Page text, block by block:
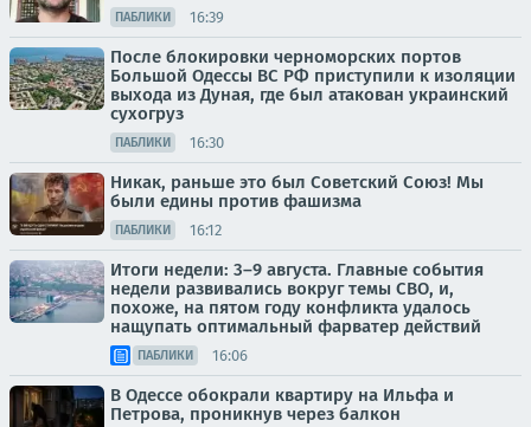
ПАБЛИКИ 16:39
После блокировки черноморских портов
Большой Одессы ВС РФ приступили к изоляции
выхода из Дуная, где был атакован украинский
сухогруз
ПАБЛИКИ 16:30
Никак, раньше это был Советский Союз! Мы
были едины против фашизма
ПАБЛИКИ 16:12
Итоги недели: 3–9 августа. Главные события
недели развивались вокруг темы СВО, и,
похоже, на пятом году конфликта удалось
нащупать оптимальный фарватер действий
ПАБЛИКИ 16:06
В Одессе обокрали квартиру на Ильфа и
Петрова, проникнув через балкон